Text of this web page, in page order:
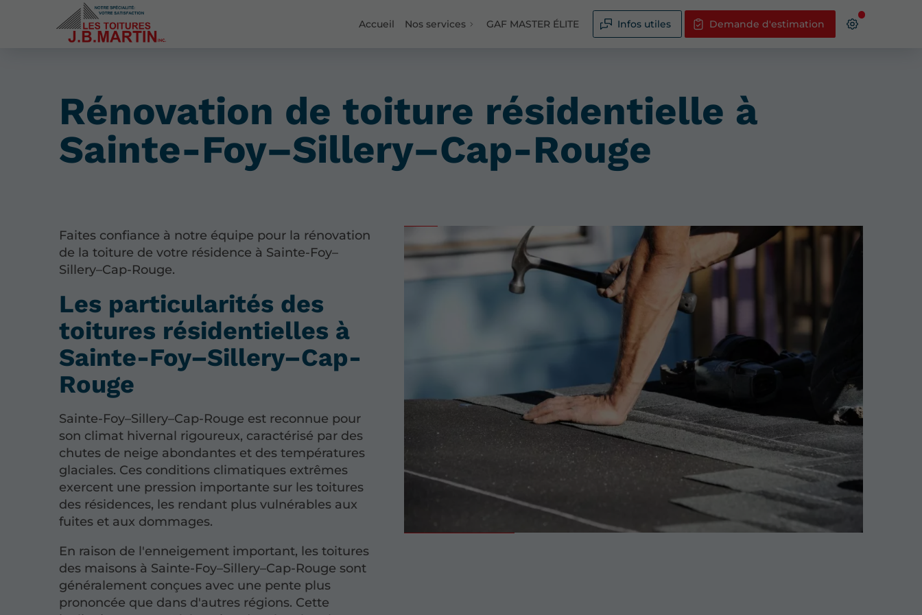
Accueil Nos services GAF MASTER ÉLITE Infos utiles Demande d'estimation
Rénovation de toiture résidentielle à
Sainte-Foy–Sillery–Cap-Rouge
Faites confiance à notre équipe pour la rénovation
de la toiture de votre résidence à Sainte-Foy–
Sillery–Cap-Rouge.
Les particularités des
toitures résidentielles à
Sainte-Foy–Sillery–Cap-
Rouge
Sainte-Foy–Sillery–Cap-Rouge est reconnue pour
son climat hivernal rigoureux, caractérisé par des
chutes de neige abondantes et des températures
glaciales. Ces conditions climatiques extrêmes
exercent une pression importante sur les toitures
des résidences, les rendant plus vulnérables aux
fuites et aux dommages.
En raison de l'enneigement important, les toitures
des maisons à Sainte-Foy–Sillery–Cap-Rouge sont
généralement conçues avec une pente plus
prononcée que dans d'autres régions. Cette